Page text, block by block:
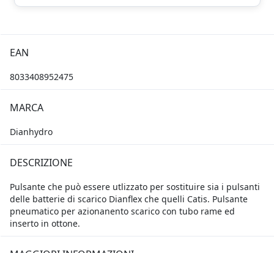
EAN
8033408952475
MARCA
Dianhydro
DESCRIZIONE
Pulsante che può essere utlizzato per sostituire sia i pulsanti
delle batterie di scarico Dianflex che quelli Catis. Pulsante
pneumatico per azionanento scarico con tubo rame ed
inserto in ottone.